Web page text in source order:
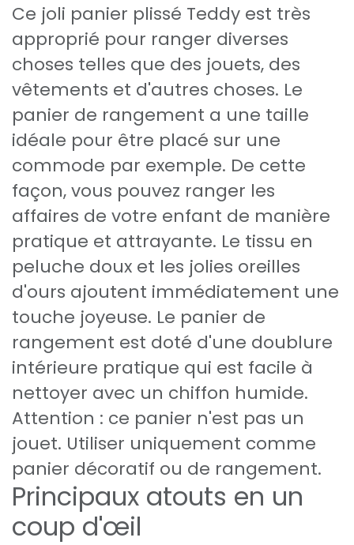
Ce joli panier plissé Teddy est très
approprié pour ranger diverses
choses telles que des jouets, des
vêtements et d'autres choses. Le
panier de rangement a une taille
idéale pour être placé sur une
commode par exemple. De cette
façon, vous pouvez ranger les
affaires de votre enfant de manière
pratique et attrayante. Le tissu en
peluche doux et les jolies oreilles
d'ours ajoutent immédiatement une
touche joyeuse. Le panier de
rangement est doté d'une doublure
intérieure pratique qui est facile à
nettoyer avec un chiffon humide.
Attention : ce panier n'est pas un
jouet. Utiliser uniquement comme
panier décoratif ou de rangement.
Principaux atouts en un
coup d'œil